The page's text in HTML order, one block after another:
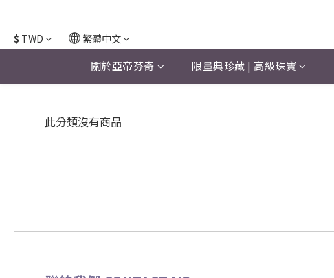
$ TWD 繁體中文
關於亞帝芬奇 限量典珍藏 | 高級珠寶
此分類沒有商品